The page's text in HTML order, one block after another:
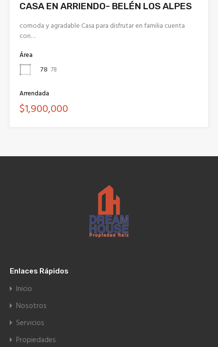
CASA EN ARRIENDO- BELÉN LOS ALPES
comoda y agradable Casa para disfrutar en familia cuenta
con…
Área
78 78
Arrendada
$1,900,000
Enlaces Rápidos
Inicio
Nosotros
Servicios
Propiedades